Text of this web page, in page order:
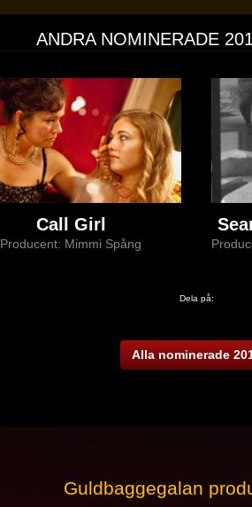
ANDRA NOMINERADE
Call Girl
Producent: Mimmi Spång
Dela på:
Alla nominerade
Guldbaggegalan